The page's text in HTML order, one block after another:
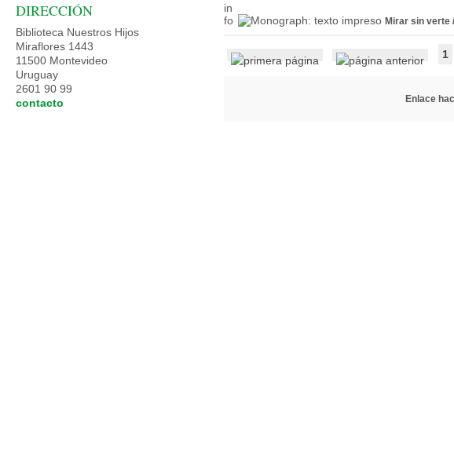
Mirar sin verte /
1
Enlace
DIRECCIÓN
Biblioteca Nuestros Hijos
Miraflores 1443
11500 Montevideo
Uruguay
2601 90 99
contacto